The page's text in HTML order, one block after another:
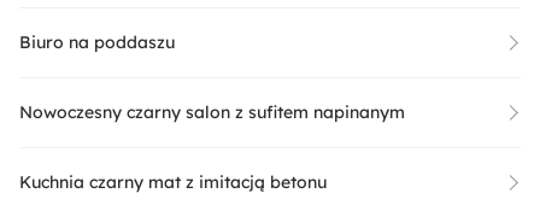
Biuro na poddaszu
Nowoczesny czarny salon z sufitem napinanym
Kuchnia czarny mat z imitacją betonu